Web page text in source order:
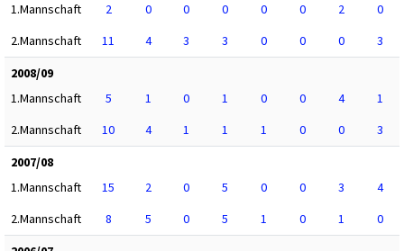
1.Mannschaft
2 0 0 0 0 0 2
0
2.Mannschaft
11 4 3 3 0 0 0
3
2008/09
1.Mannschaft
5 1 0 1 0 0 4
1
2.Mannschaft
10 4 1 1 1 0 0
3
2007/08
1.Mannschaft
15 2 0 5 0 0 3
4
2.Mannschaft
8 5 0 5 1 0 1
0